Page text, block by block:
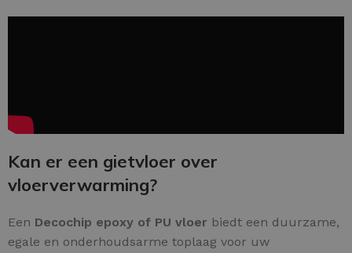
Kan er een gietvloer over
vloerverwarming?
Een Decochip epoxy of PU vloer biedt een duurzame,
egale en onderhoudsarme toplaag voor uw